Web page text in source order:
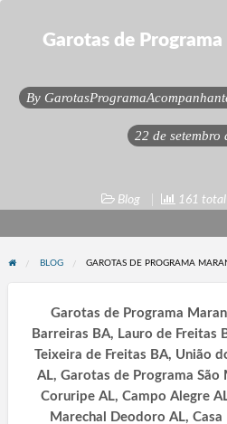
Garotas de
By
22 de setembro
Blog 161
BLOG GAROTAS DE PROGRAMA
Garotas de Programa
Barreiras BA, Lauro de Freitas
Teixeira de Freitas BA, União
AL, Garotas de Programa São
Coruripe AL, Campo Alegre
Marechal Deodoro AL, Casa